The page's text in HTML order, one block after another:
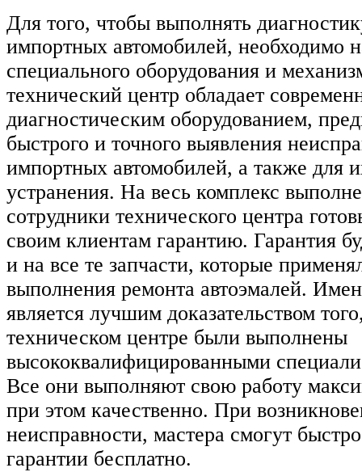
Для того, чтобы выполнять
импортных автомобилей, необходимо
специального оборудования и
технический центр обладает
диагностическим оборудованием,
быстрого и точного выявления
импортных автомобилей, а также для
устранения. На весь комплекс
сотрудники технического центра
своим клиентам гарантию. Гарантия
и на все те запчасти, которые
выполнения ремонта автоэмалей.
является лучшим доказательством
техническом центре были выполнены
высококвалифицированными
Все они выполняют свою работу
при этом качественно. При
неисправности, мастера смогут
гарантии бесплатно.